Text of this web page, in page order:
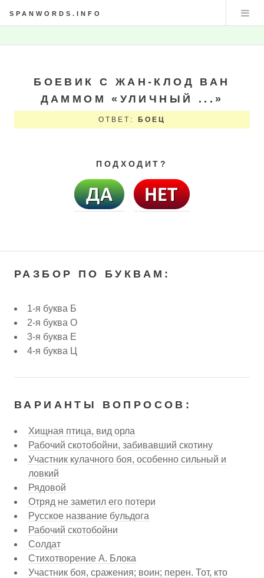
SPANWORDS.INFO
БОЕВИК С ЖАН-КЛОД ВАН
ДАММОМ «УЛИЧНЫЙ ...»
ОТВЕТ: БОЕЦ
ПОДХОДИТ?
РАЗБОР ПО БУКВАМ:
1-я буква Б
2-я буква О
3-я буква Е
4-я буква Ц
ВАРИАНТЫ ВОПРОСОВ:
Хищная птица, вид орла
Рабочий скотобойни, забивавший скотину
Участник кулачного боя, особенно сильный и
ловкий
Рядовой
Отряд не заметил его потери
Русское название бульдога
Рабочий скотобойни
Солдат
Стихотворение А. Блока
Участник боя, сражения; воин; перен. Тот, кто